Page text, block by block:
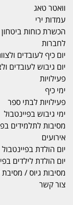
וואטר טאג
עמדות ירי
הכשרת כוחות ביטחון
לחברות
יום כיף לעובדים
יום גיבוש לעובדים
פעילויות
ימי כיף
פעילויות לבתי ספר
ימי גיבוש בפיינטבול
מסיבות לתלמידים
אירועים
יום הולדת בפיינטבול
יום הולדת לילדים
מסיבות גיוס /
צור קשר